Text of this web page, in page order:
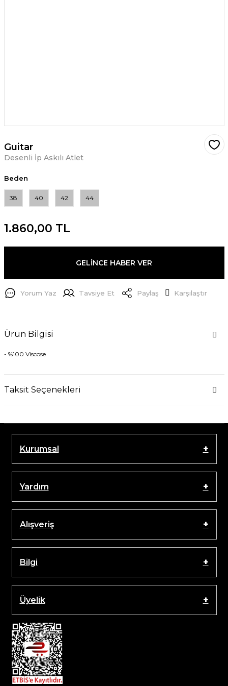
Guitar
Desenli İp Askılı Atlet
Beden
38 40 42 44
1.860,00 TL
GELİNCE HABER VER
Yorum Yaz Tavsiye Et Paylaş Karşılaştır
Ürün Bilgisi
- %100 Viscose
Taksit Seçenekleri
Kurumsal
Yardım
Alışveriş
Bilgi
Üyelik